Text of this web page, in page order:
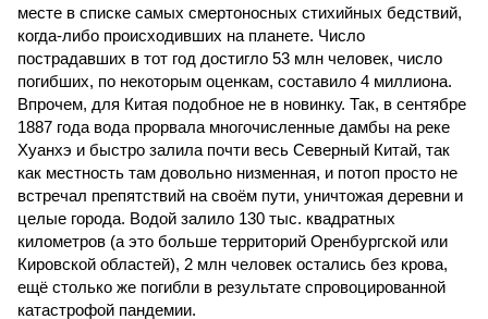
месте в списке самых смертоносных стихийных бедствий,
когда-либо происходивших на планете. Число
пострадавших в тот год достигло 53 млн человек, число
погибших, по некоторым оценкам, составило 4 миллиона.
Впрочем, для Китая подобное не в новинку. Так, в сентябре
1887 года вода прорвала многочисленные дамбы на реке
Хуанхэ и быстро залила почти весь Северный Китай, так
как местность там довольно низменная, и потоп просто не
встречал препятствий на своём пути, уничтожая деревни и
целые города. Водой залило 130 тыс. квадратных
километров (а это больше территорий Оренбургской или
Кировской областей), 2 млн человек остались без крова,
ещё столько же погибли в результате спровоцированной
катастрофой пандемии.